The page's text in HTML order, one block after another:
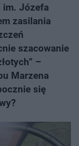
im. Józefa
zasilania
szacowanie
–
Marzena
się